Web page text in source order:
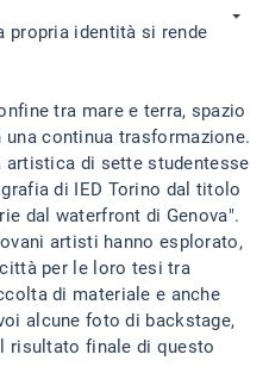
propria identità si rende
tra mare e terra, spazio
continua trasformazione.
artistica di sette studentesse
di IED Torino dal titolo
dal waterfront di Genova".
artisti hanno esplorato,
per le loro tesi tra
di materiale e anche
alcune foto di backstage,
risultato finale di questo